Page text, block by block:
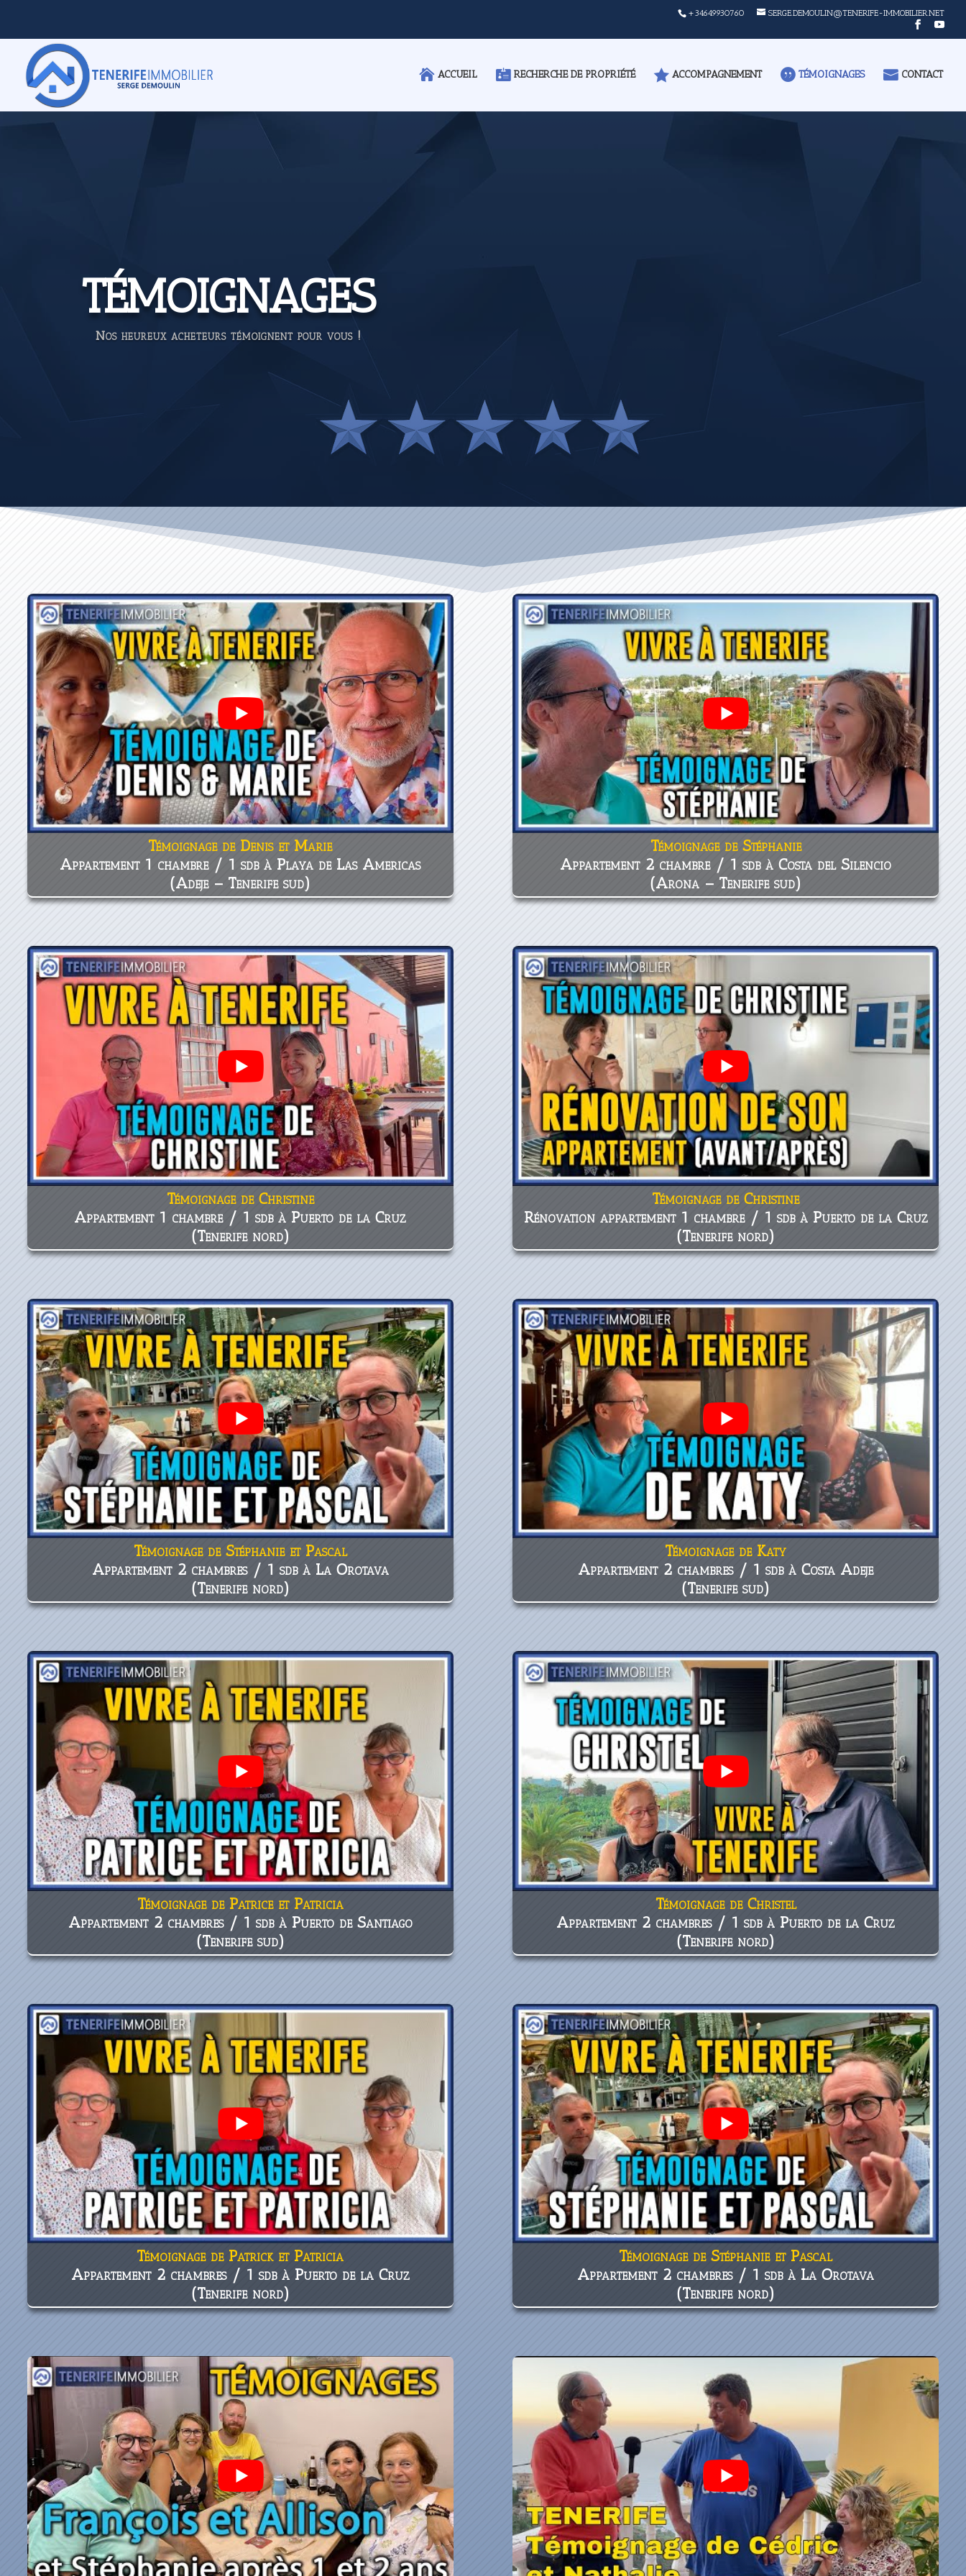
+34649930760 SERGE.DEMOULIN@TENERIFE-IMMOBILIER.NET
ACCUEIL RECHERCHE DE PROPRIÉTÉ ACCOMPAGNEMENT TÉMOIGNAGES CONTACT
TÉMOIGNAGES
Nos heureux acheteurs témoignent pour vous !
Témoignage de Denis et Marie
Appartement 1 chambre / 1 sdb à Playa de Las Americas
(Adeje – Tenerife sud)
Témoignage de Stéphanie
Appartement 2 chambre / 1 sdb à Costa del Silencio
(Arona – Tenerife sud)
Témoignage de Christine
Appartement 1 chambre / 1 sdb à Puerto de la Cruz
(Tenerife nord)
Témoignage de Christine
Rénovation appartement 1 chambre / 1 sdb à Puerto de la Cruz
(Tenerife nord)
Témoignage de Stéphanie et Pascal
Appartement 2 chambres / 1 sdb à La Orotava
(Tenerife nord)
Témoignage de Katy
Appartement 2 chambres / 1 sdb à Costa Adeje
(Tenerife sud)
Témoignage de Patrice et Patricia
Appartement 2 chambres / 1 sdb à Puerto de Santiago
(Tenerife sud)
Témoignage de Christel
Appartement 2 chambres / 1 sdb à Puerto de la Cruz
(Tenerife nord)
Témoignage de Patrick et Patricia
Appartement 2 chambres / 1 sdb à Puerto de la Cruz
(Tenerife nord)
Témoignage de Stéphanie et Pascal
Appartement 2 chambres / 1 sdb à La Orotava
(Tenerife nord)